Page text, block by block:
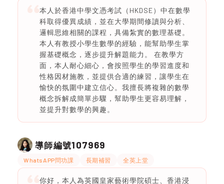
本人於香港中學文憑考試（HKDSE）中在數學
科取得優異成績，並在大學期間修讀與分析、
邏輯思維相關的課程，具備紮實的數理基礎。
本人有教授小學生數學的經驗，能幫助學生掌
握基礎概念，逐步提升解題能力。 在教學方
面，本人耐心細心，會按照學生的學習進度和
性格因材施教，並提供合適的練習，讓學生在
愉快的氛圍中建立信心。我擅長將複雜的數學
概念拆解成簡單步驟，幫助學生更容易理解，
並提升對數學的興趣。
導師編號107969
WhatsAPP問功課 長期補習 全英上堂
你好，本人為英國皇家藝術學院碩士、香港浸